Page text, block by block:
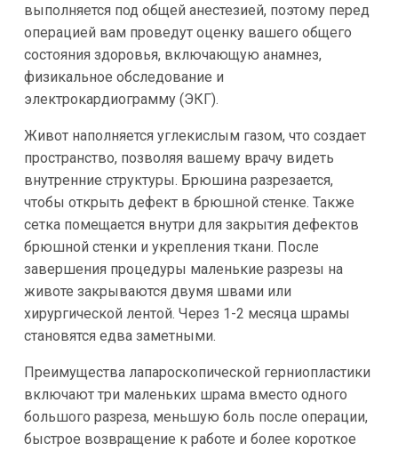
выполняется под общей анестезией, поэтому перед
операцией вам проведут оценку вашего общего
состояния здоровья, включающую анамнез,
физикальное обследование и
электрокардиограмму (ЭКГ).
Живот наполняется углекислым газом, что создает
пространство, позволяя вашему врачу видеть
внутренние структуры. Брюшина разрезается,
чтобы открыть дефект в брюшной стенке. Также
сетка помещается внутри для закрытия дефектов
брюшной стенки и укрепления ткани. После
завершения процедуры маленькие разрезы на
животе закрываются двумя швами или
хирургической лентой. Через 1-2 месяца шрамы
становятся едва заметными.
Преимущества лапароскопической герниопластики
включают три маленьких шрама вместо одного
большого разреза, меньшую боль после операции,
быстрое возвращение к работе и более короткое